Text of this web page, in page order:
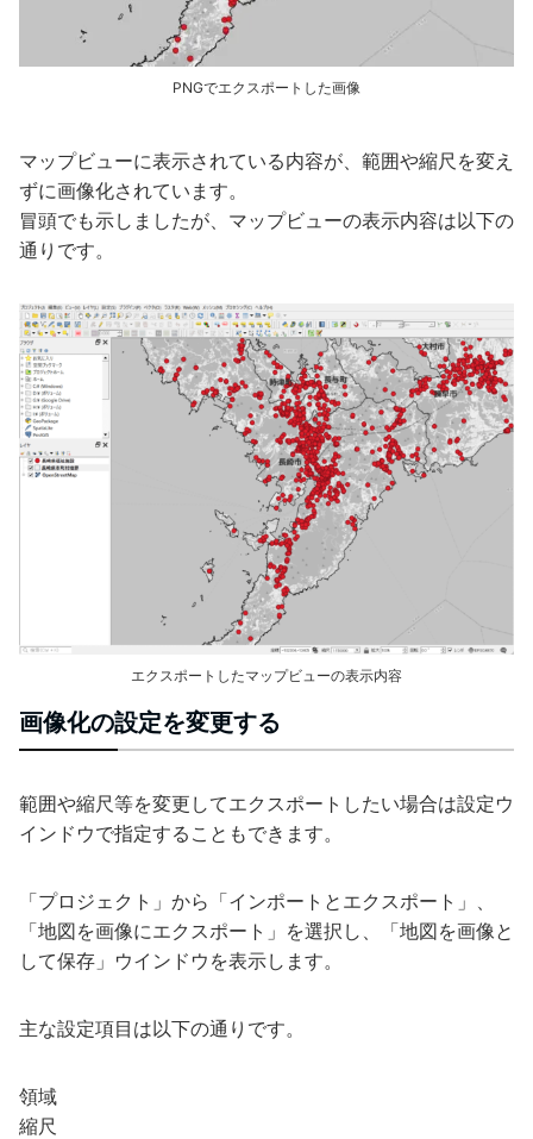
PNGでエクスポートした画像
マップビューに表示されている内容が、範囲や縮尺を変え
ずに画像化されています。
冒頭でも示しましたが、マップビューの表示内容は以下の
通りです。
エクスポートしたマップビューの表示内容
画像化の設定を変更する
範囲や縮尺等を変更してエクスポートしたい場合は設定ウ
インドウで指定することもできます。
「プロジェクト」から「インポートとエクスポート」、
「地図を画像にエクスポート」を選択し、「地図を画像と
して保存」ウインドウを表示します。
主な設定項目は以下の通りです。
領域
縮尺